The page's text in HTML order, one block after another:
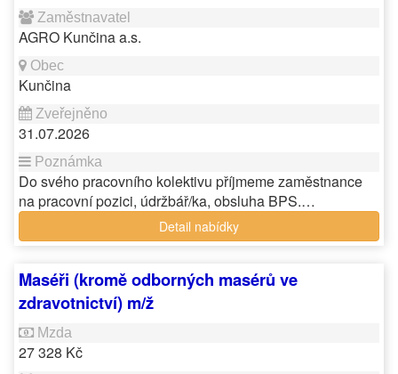
AGRO Kunčina a.s.
Kunčina
31.07.2026
Do svého pracovního kolektivu příjmeme zaměstnance
na pracovní pozici, údržbář/ka, obsluha BPS.…
Detail nabídky
Maséři (kromě odborných masérů ve
zdravotnictví) m/ž
27 328 Kč